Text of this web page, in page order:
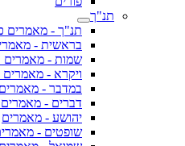
תנ"ך
תנ"ך - מאמרים
בראשית -
שמות -
ויקרא -
במדבר -
דברים -
יהושע - מאמרים
שופטים -